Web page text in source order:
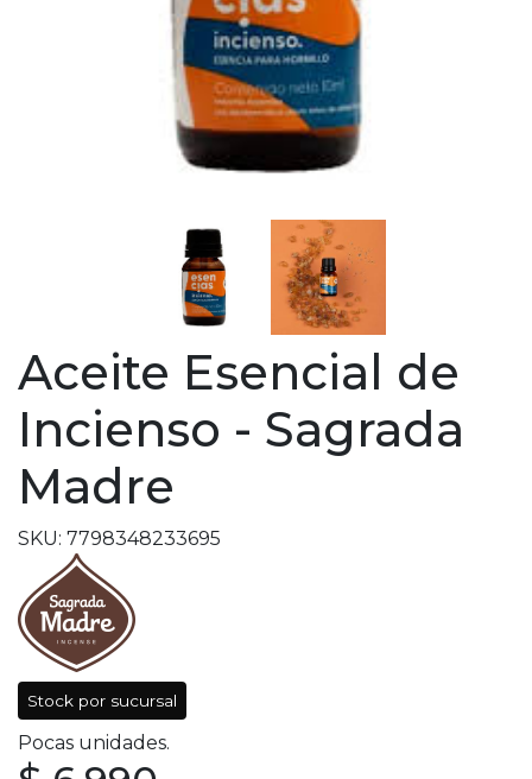
Aceite Esencial de
Incienso - Sagrada
Madre
SKU: 7798348233695
Stock por sucursal
Pocas unidades.